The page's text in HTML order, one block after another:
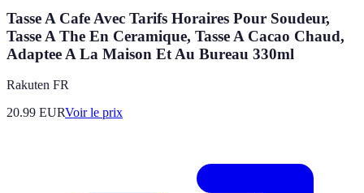
Tasse A Cafe Avec Tarifs Horaires Pour Soudeur,
Tasse A The En Ceramique, Tasse A Cacao Chaud,
Adaptee A La Maison Et Au Bureau 330ml
Rakuten FR
20.99 EURVoir le prix